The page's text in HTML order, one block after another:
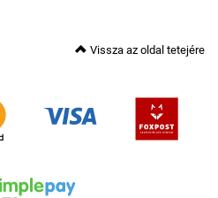
Vissza az oldal tetejére